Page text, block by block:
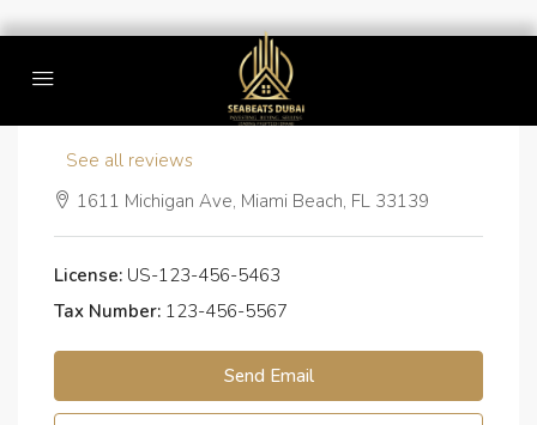
Modern House Real Estate
See all reviews
1611 Michigan Ave, Miami Beach, FL 33139
License: US-123-456-5463
Tax Number: 123-456-5567
Send Email